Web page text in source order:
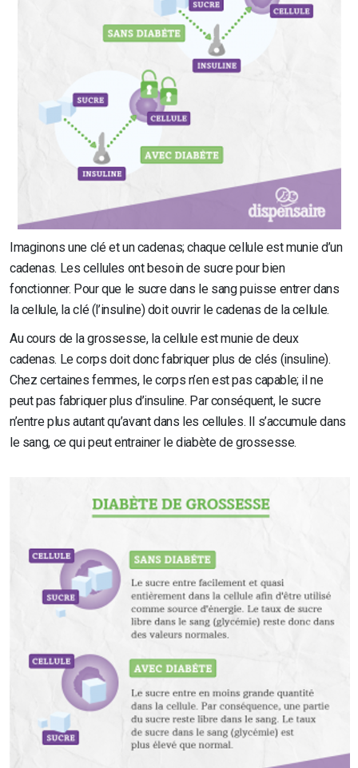
Imaginons une clé et un cadenas; chaque cellule est munie d’un
cadenas. Les cellules ont besoin de sucre pour bien
fonctionner. Pour que le sucre dans le sang puisse entrer dans
la cellule, la clé (l’insuline) doit ouvrir le cadenas de la cellule.
Au cours de la grossesse, la cellule est munie de deux
cadenas. Le corps doit donc fabriquer plus de clés (insuline).
Chez certaines femmes, le corps n’en est pas capable; il ne
peut pas fabriquer plus d’insuline. Par conséquent, le sucre
n’entre plus autant qu’avant dans les cellules. Il s’accumule dans
le sang, ce qui peut entrainer le diabète de grossesse.